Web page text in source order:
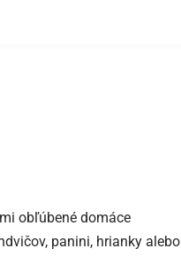
obľúbené domáce
panini, hrianky alebo